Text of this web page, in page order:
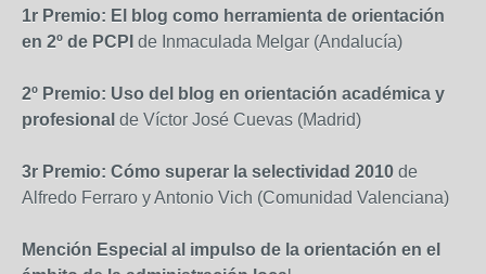
1r Premio: El blog como herramienta de orientación
en 2º de PCPI de Inmaculada Melgar (Andalucía)
2º Premio: Uso del blog en orientación académica y
profesional de Víctor José Cuevas (Madrid)
3r Premio: Cómo superar la selectividad 2010 de
Alfredo Ferraro y Antonio Vich (Comunidad Valenciana)
Mención Especial al impulso de la orientación en el